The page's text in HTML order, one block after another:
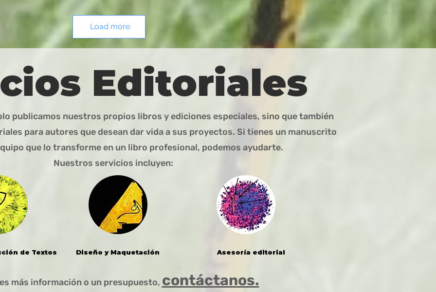
Load more
Editoriales
publicamos nuestros propios libros y ediciones especiales, sino que también
para autores que desean dar vida a sus proyectos. Si tienes un manuscrito
que lo transforme en un libro profesional, podemos ayudarte.
Nuestros servicios incluyen:
de Textos Diseño y Maquetación Asesoría editorial
más información o un presupuesto, contáctanos.